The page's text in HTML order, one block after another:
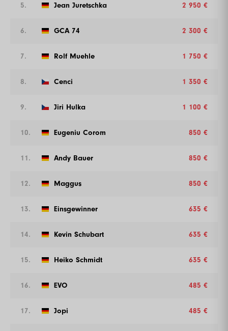
5. Jean Juretschka 2 950 €
6. GCA 74 2 300 €
7. Rolf Muehle 1 750 €
8. Cenci 1 350 €
9. Jiri Hulka 1 100 €
10. Eugeniu Corom 850 €
11. Andy Bauer 850 €
12. Maggus 850 €
13. Einsgewinner 635 €
14. Kevin Schubart 635 €
15. Heiko Schmidt 635 €
16. EVO 485 €
17. Jopi 485 €